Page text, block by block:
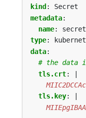
kind :
Secret
metadata:
name:
type:
data:
# the data
tls.crt:
tls.key: